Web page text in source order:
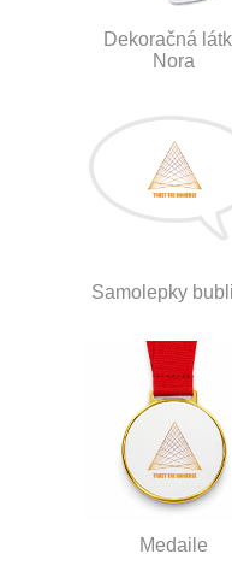
Dekoračná
Nora
Samolepky
Medaile